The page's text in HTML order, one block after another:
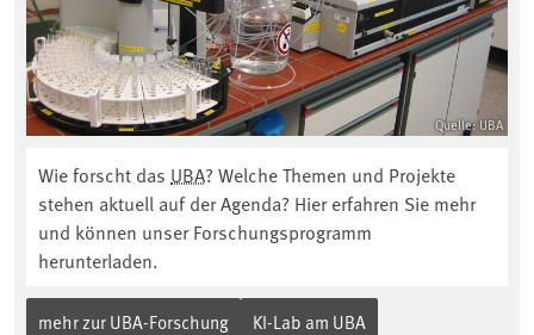
Quelle: UBA
Wie forscht das UBA? Welche Themen und Projekte
stehen aktuell auf der Agenda? Hier erfahren Sie mehr
und können unser Forschungsprogramm
herunterladen.
mehr zur UBA-Forschung KI-Lab am UBA